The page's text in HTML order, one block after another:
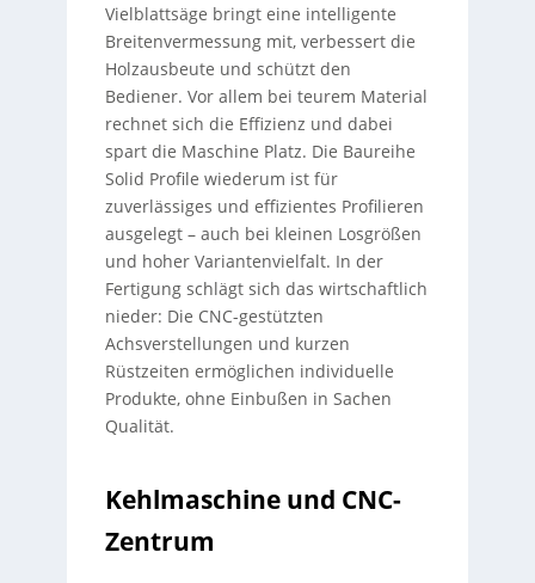
Vielblattsäge bringt eine intelligente
Breitenvermessung mit, verbessert die
Holzausbeute und schützt den
Bediener. Vor allem bei teurem Material
rechnet sich die Effizienz und dabei
spart die Maschine Platz. Die Baureihe
Solid Profile wiederum ist für
zuverlässiges und effizientes Profilieren
ausgelegt – auch bei kleinen Losgrößen
und hoher Variantenvielfalt. In der
Fertigung schlägt sich das wirtschaftlich
nieder: Die CNC-gestützten
Achsverstellungen und kurzen
Rüstzeiten ermöglichen individuelle
Produkte, ohne Einbußen in Sachen
Qualität.
Kehlmaschine und CNC-
Zentrum